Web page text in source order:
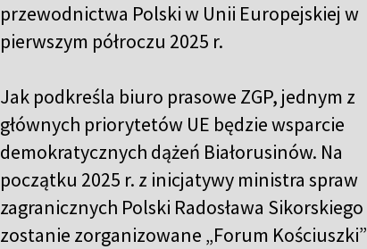
przewodnictwa Polski w Unii Europejskiej w
pierwszym półroczu 2025 r.
Jak podkreśla biuro prasowe ZGP, jednym z
głównych priorytetów UE będzie wsparcie
demokratycznych dążeń Białorusinów. Na
początku 2025 r. z inicjatywy ministra spraw
zagranicznych Polski Radosława Sikorskiego
zostanie zorganizowane „Forum Kościuszki”